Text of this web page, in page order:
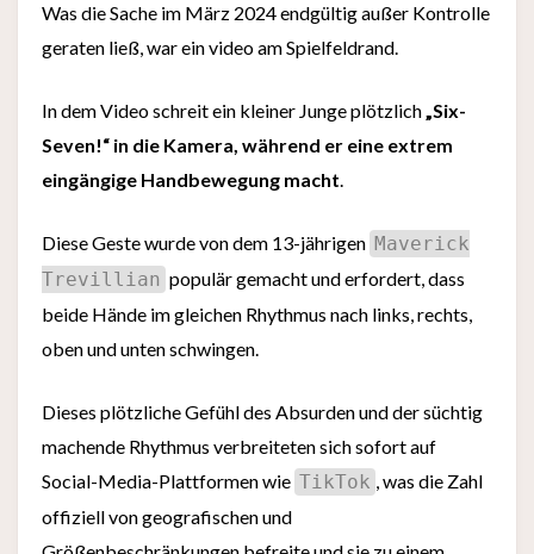
Was die Sache im März 2024 endgültig außer Kontrolle
geraten ließ, war ein video am Spielfeldrand.
In dem Video schreit ein kleiner Junge plötzlich „Six-
Seven!“ in die Kamera, während er eine extrem
eingängige Handbewegung macht
Diese Geste wurde von dem 13-jährigen Maverick
Trevillian populär gemacht und erfordert, dass
beide Hände im gleichen Rhythmus nach links, rechts,
oben und unten schwingen.
Dieses plötzliche Gefühl des Absurden und der süchtig
machende Rhythmus verbreiteten sich sofort auf
Social-Media-Plattformen wie TikTok , was die Zahl
offiziell von geografischen und